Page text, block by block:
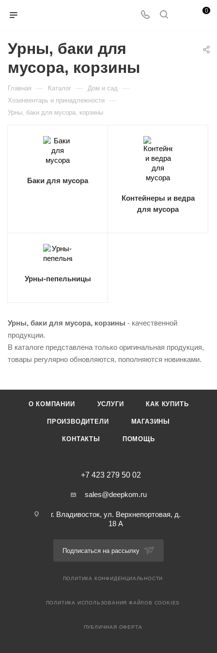
0
Урны, баки для
мусора, корзины
Главная — Каталог — Дом и сад —
Хозинвентарь и принадлежности —
Урны, баки для мусора, корзины
Баки для мусора
Контейнеры и ведра
для мусора
Урны-пепельницы
Урны, баки для мусора, корзины - качественной
продукции.
В каталоге представлена только оригинальная продукция,
товары регулярно обновляются, пополняются новинками.
О КОМПАНИИ УСЛУГИ КАК КУПИТЬ
ПРОИЗВОДИТЕЛИ МАГАЗИНЫ
КОНТАКТЫ ПОМОЩЬ
+7 423 279 50 02
sales@deepkom.ru
г. Владивосток, ул. Верхнепортовая, д.
18 А
Подписаться на рассылку
ПОЛИТИКА КОНФИДЕНЦИАЛЬНОСТИ
ПОЛИТИКА ИСПОЛЬЗОВАНИЯ ФАЙЛОВ COOKIES
ПУБЛИЧНАЯ ОФЕРТА